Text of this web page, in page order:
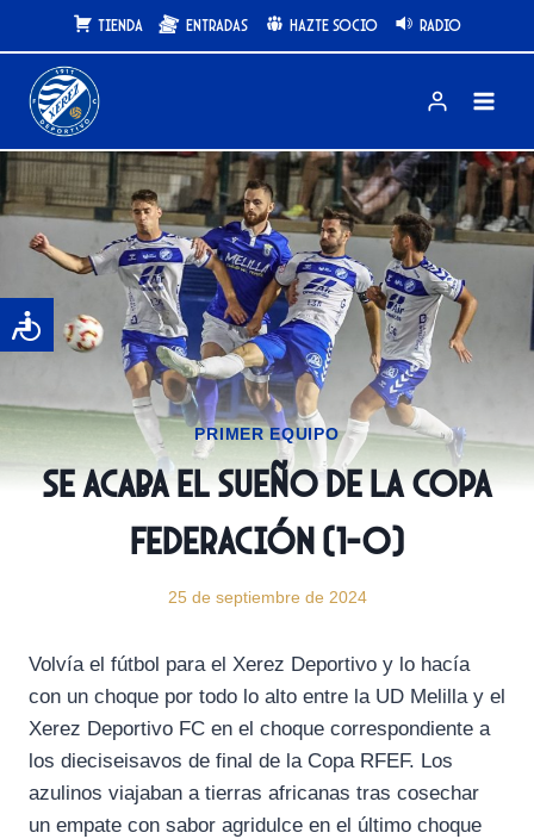
al
contenido
Tienda Entradas Hazte Socio Radio
PRIMER EQUIPO
Se acaba el sueño de la Copa
Federación (1-0)
25 de septiembre de 2024
Volvía el fútbol para el Xerez Deportivo y lo hacía
con un choque por todo lo alto entre la UD Melilla y el
Xerez Deportivo FC en el choque correspondiente a
los dieciseisavos de final de la Copa RFEF. Los
azulinos viajaban a tierras africanas tras cosechar
un empate con sabor agridulce en el último choque